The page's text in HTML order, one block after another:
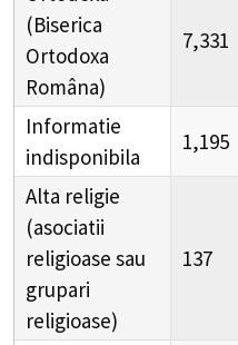
(Biserica
Ortodoxa
Româna)
7,331
Informatie
indisponibila
1,195
Alta religie
(asociatii
religioase sau
grupari
religioase)
137